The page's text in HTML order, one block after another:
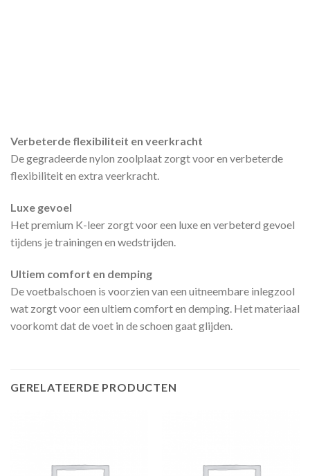
Verbeterde flexibiliteit en veerkracht
De gegradeerde nylon zoolplaat zorgt voor en verbeterde
flexibiliteit en extra veerkracht.
Luxe gevoel
Het premium K-leer zorgt voor een luxe en verbeterd gevoel
tijdens je trainingen en wedstrijden.
Ultiem comfort en demping
De voetbalschoen is voorzien van een uitneembare inlegzool
wat zorgt voor een ultiem comfort en demping. Het materiaal
voorkomt dat de voet in de schoen gaat glijden.
GERELATEERDE PRODUCTEN